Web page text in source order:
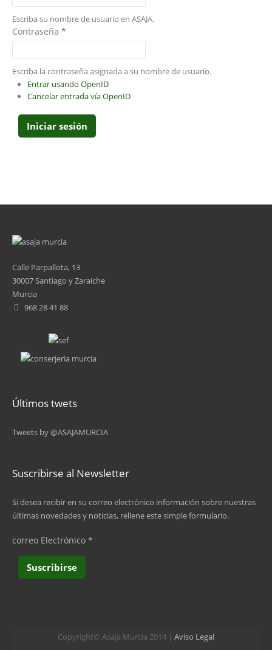
Escriba su nombre de usuario en ASAJA.
Contraseña *
Escriba la contraseña asignada a su nombre de usuario.
Entrar usando OpenID
Cancelar entrada vía OpenID
Calle Parpallota, 13
30007 Santiago y Zaraiche
Murcia
968 28 41 88
Últimos twets
Tweets by @ASAJAMURCIA
Suscribirse al Newsletter
Si desea recibir en su correo electrónico información sobre nuestras
últimas novedades y noticias, rellene este simple formulario.
correo Electrónico *
Copyright© Asaja Murcia 2014 | Aviso Legal